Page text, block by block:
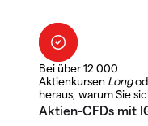
Bei über 12 000
Aktienkursen Long
heraus, warum Sie